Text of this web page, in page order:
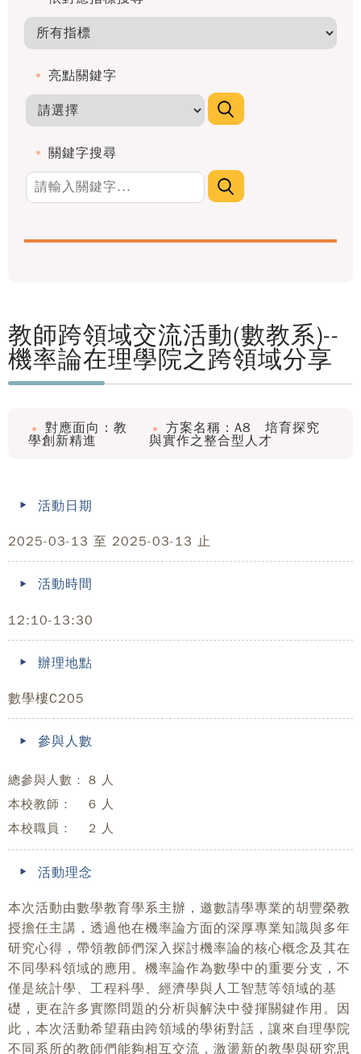
亮點關鍵字
關鍵字搜尋
教師跨領域交流活動(數教系)--
機率論在理學院之跨領域分享
對應面向：教
學創新精進
方案名稱：A8 培育探究
與實作之整合型人才
活動日期
2025-03-13 至 2025-03-13 止
活動時間
12:10-13:30
辦理地點
數學樓C205
參與人數
總參與人數：
8 人
本校教師：
6 人
本校職員：
2 人
活動理念
本次活動由數學教育學系主辦，邀數請學專業的胡豐榮教
授擔任主講，透過他在機率論方面的深厚專業知識與多年
研究心得，帶領教師們深入探討機率論的核心概念及其在
不同學科領域的應用。機率論作為數學中的重要分支，不
僅是統計學、工程科學、經濟學與人工智慧等領域的基
礎，更在許多實際問題的分析與解決中發揮關鍵作用。因
此，本次活動希望藉由跨領域的學術對話，讓來自理學院
不同系所的教師們能夠相互交流，激盪新的教學與研究思